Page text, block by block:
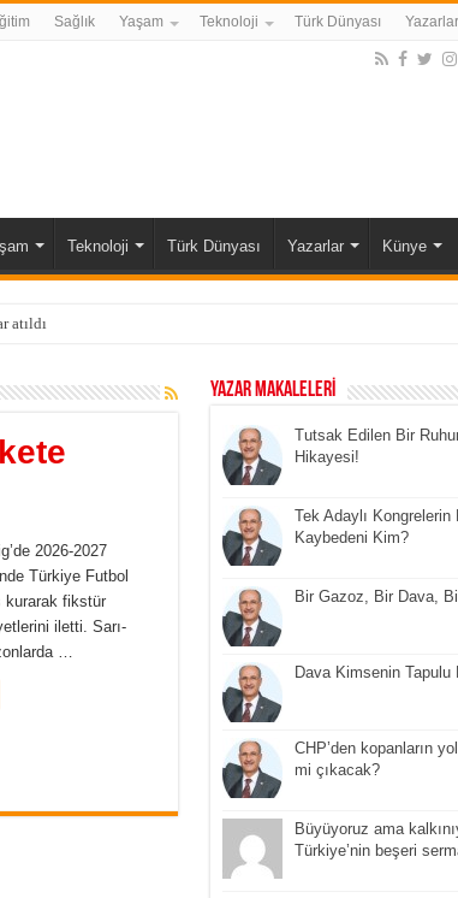
Sağlık Yaşam Teknoloji Türk Dünyası Yazarlar
Teknoloji Türk Dünyası Yazarlar Künye
atıldı
2026-2027
Türkiye Futbol
kurarak fikstür
iletti. Sarı-
…
YAZAR MAKALELERİ
Tutsak Edilen Bir
Hikayesi!
Tek Adaylı Kongrelerin
Kaybedeni Kim?
Bir Gazoz, Bir Dava,
Dava Kimsenin Tapulu
CHP’den kopanların
mi çıkacak?
Büyüyoruz ama
Türkiye’nin beşeri